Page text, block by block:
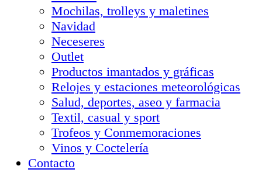
Mochilas, trolleys y maletines
Navidad
Neceseres
Outlet
Productos imantados y gráficas
Relojes y estaciones meteorológicas
Salud, deportes, aseo y farmacia
Textil, casual y sport
Trofeos y Conmemoraciones
Vinos y Coctelería
Contacto